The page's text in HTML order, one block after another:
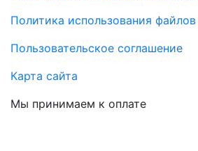
Политика использования
Пользовательское соглашение
Карта сайта
Мы принимаем к оплате